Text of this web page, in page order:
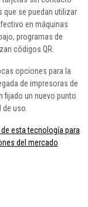
que se puedan utilizar
en máquinas
programas de
códigos QR.
opciones para la
de impresoras de
fijado un nuevo punto
uso.
esta tecnología para
del mercado